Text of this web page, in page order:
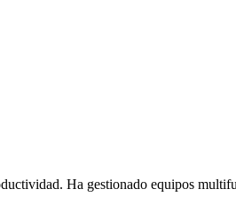
Ha gestionado equipos